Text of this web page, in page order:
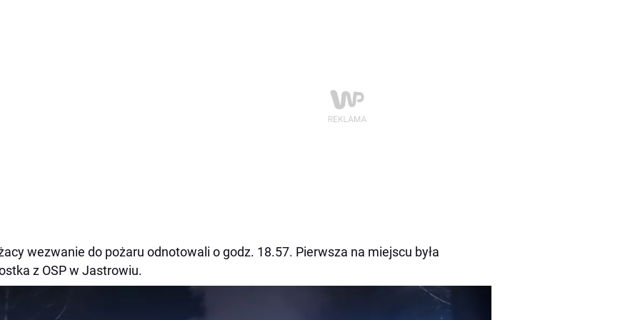
wezwanie do pożaru odnotowali o godz. 18.57. Pierwsza na miejscu była
z OSP w Jastrowiu.